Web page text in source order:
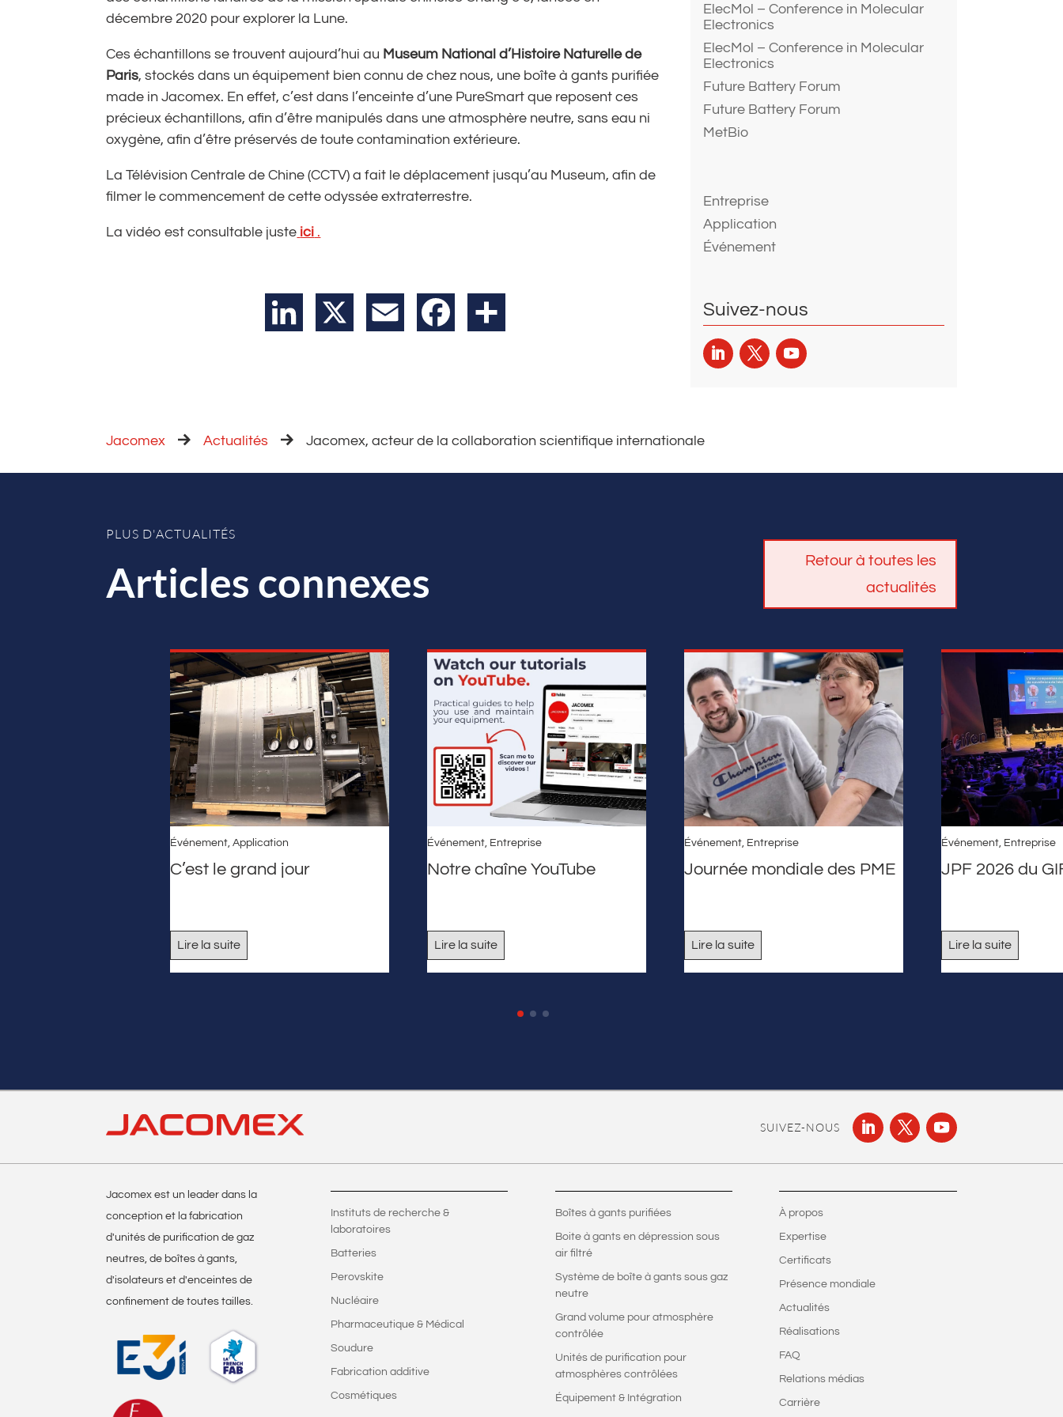
décembre 2020 pour explorer la Lune.
Ces échantillons se trouvent aujourd’hui au Museum National d’Histoire Naturelle de
Paris, stockés dans un équipement bien connu de chez nous, une boîte à gants purifiée
made in Jacomex. En effet, c’est dans l’enceinte d’une PureSmart que reposent ces
précieux échantillons, afin d’être manipulés dans une atmosphère neutre, sans eau ni
oxygène, afin d’être préservés de toute contamination extérieure.
La Télévision Centrale de Chine (CCTV) a fait le déplacement jusqu’au Museum, afin de
filmer le commencement de cette odyssée extraterrestre.
La vidéo est consultable juste ici .
LinkedIn Email Facebook
ElecMol – Conference in Molecular
Electronics
ElecMol – Conference in Molecular
Electronics
Future Battery Forum
Future Battery Forum
MetBio
Entreprise
Application
Événement
Suivez-nous
Jacomex Actualités Jacomex, acteur de la collaboration scientifique internationale
PLUS D'ACTUALITÉS
Articles connexes
Retour à toutes les
actualités
Événement,Application
C’est le grand jour
Lire la suite
Événement, Entreprise
Notre chaîne YouTube
Lire la suite
Événement, Entreprise
Journée mondiale des PME
Lire la suite
Événement, Entreprise
JPF 2026 du
Lire la suite
SUIVEZ-NOUS
Jacomex est un leader dans la
conception et la fabrication
d'unités de purification de gaz
neutres, de boîtes à gants,
d'isolateurs et d'enceintes de
confinement de toutes tailles.
Instituts de recherche &
laboratoires
Batteries
Perovskite
Nucléaire
Pharmaceutique & Médical
Soudure
Fabrication additive
Cosmétiques
Boîtes à gants purifiées
Boite à gants en dépression sous
air filtré
Système de boîte à gants sous gaz
neutre
Grand volume pour atmosphère
contrôlée
Unités de purification pour
atmosphères contrôlées
Équipement & Intégration
À propos
Expertise
Certificats
Présence mondiale
Actualités
Réalisations
FAQ
Relations médias
Carrière